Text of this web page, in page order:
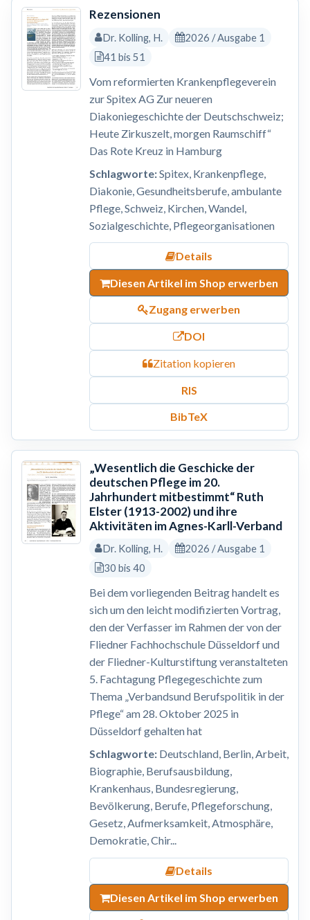
Rezensionen
Dr. Kolling, H.
2026 / Ausgabe 1
41 bis 51
Vom reformierten Krankenpflegeverein
zur Spitex AG Zur neueren
Diakoniegeschichte der Deutschschweiz;
Heute Zirkuszelt, morgen Raumschiff“
Das Rote Kreuz in Hamburg
Schlagworte:Spitex, Krankenpflege,
Diakonie, Gesundheitsberufe, ambulante
Pflege, Schweiz, Kirchen, Wandel,
Sozialgeschichte, Pflegeorganisationen
Details
Diesen Artikel im Shop erwerben
Zugang erwerben
DOI
Zitation kopieren
RIS
BibTeX
„Wesentlich die Geschicke der
deutschen Pflege im 20.
Jahrhundert mitbestimmt“ Ruth
Elster (1913-2002) und ihre
Aktivitäten im Agnes-Karll-Verband
Dr. Kolling, H.
2026 / Ausgabe 1
30 bis 40
Bei dem vorliegenden Beitrag handelt es
sich um den leicht modifizierten Vortrag,
den der Verfasser im Rahmen der von der
Fliedner Fachhochschule Düsseldorf und
der Fliedner-Kulturstiftung veranstalteten
5. Fachtagung Pflegegeschichte zum
Thema „Verbandsund Berufspolitik in der
Pflege“ am 28. Oktober 2025 in
Düsseldorf gehalten hat
Schlagworte:Deutschland, Berlin, Arbeit,
Biographie, Berufsausbildung,
Krankenhaus, Bundesregierung,
Bevölkerung, Berufe, Pflegeforschung,
Gesetz, Aufmerksamkeit, Atmosphäre,
Demokratie, Chir...
Details
Diesen Artikel im Shop erwerben